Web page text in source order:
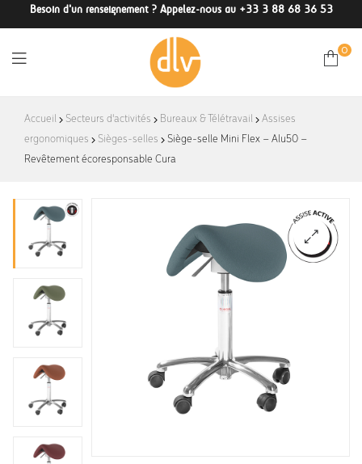
Besoin d'un renseignement ? Appelez-nous au +33 3 88 68 36 53
DLV-
France
0
Accueil Secteurs d'activités Bureaux & Télétravail
Assises
ergonomiques
Sièges-selles
Siège-selle Mini Flex – Alu50 –
Revêtement écoresponsable Cura